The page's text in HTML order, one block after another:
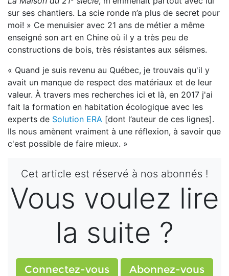
sur ses chantiers. La scie ronde n’a plus de secret pour
moi! » Ce menuisier avec 21 ans de métier a même
enseigné son art en Chine où il y a très peu de
constructions de bois, très résistantes aux séismes.
« Quand je suis revenu au Québec, je trouvais qu'il y
avait un manque de respect des matériaux et de leur
valeur. À travers mes recherches ici et là, en 2017 j'ai
fait la formation en habitation écologique avec les
experts de Solution ERA [dont l’auteur de ces lignes].
Ils nous amènent vraiment à une réflexion, à savoir que
c'est possible de faire mieux. »
Cet article est réservé à nos abonnés !
Vous voulez lire
la suite ?
Connectez-vous Abonnez-vous